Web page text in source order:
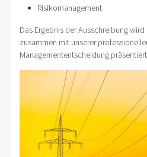
Risikomanagement
Das Ergebnis der Ausschreibung
zusammen mit unserer
Managemententscheidung